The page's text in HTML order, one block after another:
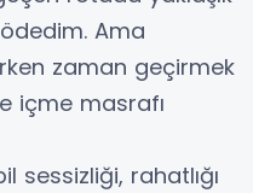
ödedim. Ama
zaman geçirmek
içme masrafı
sessizliği, rahatlığı